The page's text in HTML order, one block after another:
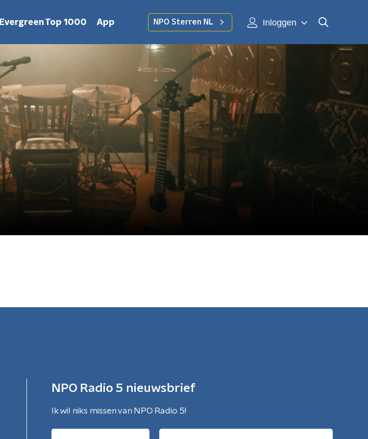
Evergreen Top 1000 App NPO Sterren NL Inloggen
NPO Radio 5 nieuwsbrief
Ik wil niks missen van NPO Radio 5!